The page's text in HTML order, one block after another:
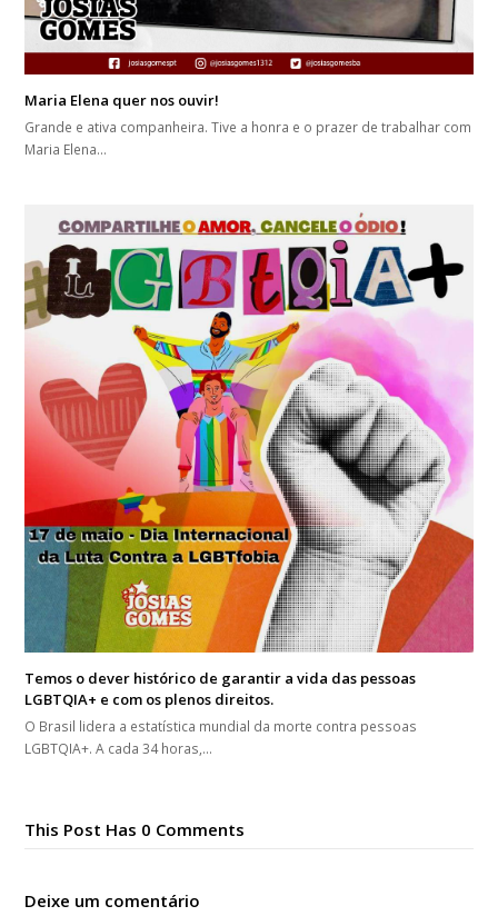
Maria Elena quer nos ouvir!
Grande e ativa companheira. Tive a honra e o prazer de trabalhar com
Maria Elena…
Temos o dever histórico de garantir a vida das pessoas
LGBTQIA+ e com os plenos direitos.
O Brasil lidera a estatística mundial da morte contra pessoas
LGBTQIA+. A cada 34 horas,…
This Post Has 0 Comments
Deixe um comentário